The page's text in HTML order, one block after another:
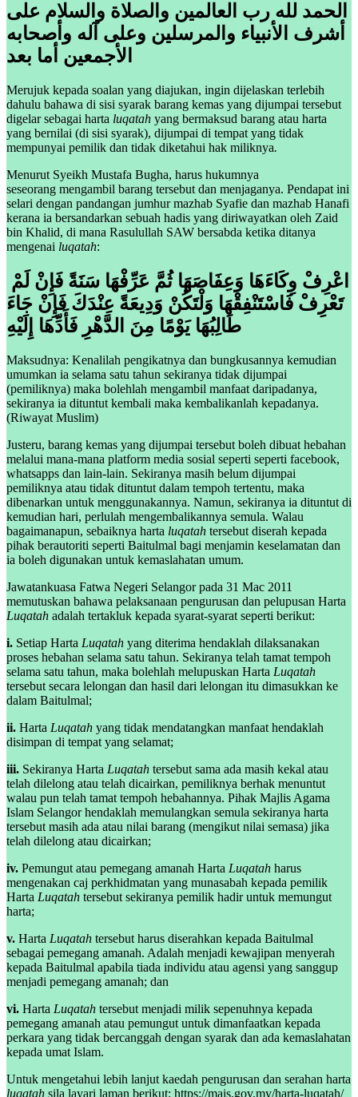
الحمد لله رب العالمين والصلاة والسلام على
أشرف الأنبياء والمرسلين وعلى آله وأصحابه
الأجمعين أما بعد
Merujuk kepada soalan yang diajukan, ingin dijelaskan terlebih
dahulu bahawa di sisi syarak barang kemas yang dijumpai tersebut
digelar sebagai harta luqatah yang bermaksud barang atau harta
yang bernilai (di sisi syarak), dijumpai di tempat yang tidak
mempunyai pemilik dan tidak diketahui hak miliknya.
Menurut Syeikh Mustafa Bugha, harus hukumnya
seseorang mengambil barang tersebut dan menjaganya. Pendapat ini
selari dengan pandangan jumhur mazhab Syafie dan mazhab Hanafi
kerana ia bersandarkan sebuah hadis yang diriwayatkan oleh Zaid
bin Khalid, di mana Rasulullah SAW bersabda ketika ditanya
mengenai luqatah:
تَعْرِفْ فَاسْتَنْفِقْهَا وَلْتَكُنْ وَدِيعَةً عِنْدَكَ فَإِنْ جَاءَ
Maksudnya: Kenalilah pengikatnya dan bungkusannya kemudian
umumkan ia selama satu tahun sekiranya tidak dijumpai
(pemiliknya) maka bolehlah mengambil manfaat daripadanya,
sekiranya ia dituntut kembali maka kembalikanlah kepadanya.
(Riwayat Muslim)
Justeru, barang kemas yang dijumpai tersebut boleh dibuat hebahan
melalui mana-mana platform media sosial seperti seperti facebook,
whatsapps dan lain-lain. Sekiranya masih belum dijumpai
pemiliknya atau tidak dituntut dalam tempoh tertentu, maka
dibenarkan untuk menggunakannya. Namun, sekiranya ia dituntut di
kemudian hari, perlulah mengembalikannya semula. Walau
bagaimanapun, sebaiknya harta luqatah tersebut diserah kepada
pihak berautoriti seperti Baitulmal bagi menjamin keselamatan dan
ia boleh digunakan untuk kemaslahatan umum.
Jawatankuasa Fatwa Negeri Selangor pada 31 Mac 2011
memutuskan bahawa pelaksanaan pengurusan dan pelupusan Harta
Luqatah adalah tertakluk kepada syarat-syarat seperti berikut:
i. Setiap Harta Luqatah yang diterima hendaklah dilaksanakan
proses hebahan selama satu tahun. Sekiranya telah tamat tempoh
selama satu tahun, maka bolehlah melupuskan Harta Luqatah
tersebut secara lelongan dan hasil dari lelongan itu dimasukkan ke
dalam Baitulmal;
ii. Harta Luqatah yang tidak mendatangkan manfaat hendaklah
disimpan di tempat yang selamat;
iii. Sekiranya Harta Luqatah tersebut sama ada masih kekal atau
telah dilelong atau telah dicairkan, pemiliknya berhak menuntut
walau pun telah tamat tempoh hebahannya. Pihak Majlis Agama
Islam Selangor hendaklah memulangkan semula sekiranya harta
tersebut masih ada atau nilai barang (mengikut nilai semasa) jika
telah dilelong atau dicairkan;
iv. Pemungut atau pemegang amanah Harta Luqatah harus
mengenakan caj perkhidmatan yang munasabah kepada pemilik
Harta Luqatah tersebut sekiranya pemilik hadir untuk memungut
harta;
v. Harta Luqatah tersebut harus diserahkan kepada Baitulmal
sebagai pemegang amanah. Adalah menjadi kewajipan menyerah
kepada Baitulmal apabila tiada individu atau agensi yang sanggup
menjadi pemegang amanah; dan
vi. Harta Luqatah tersebut menjadi milik sepenuhnya kepada
pemegang amanah atau pemungut untuk dimanfaatkan kepada
perkara yang tidak bercanggah dengan syarak dan ada kemaslahatan
kepada umat Islam.
Untuk mengetahui lebih lanjut kaedah pengurusan dan serahan harta
luqatah sila layari laman berikut: https://mais.gov.my/harta-luqatah/